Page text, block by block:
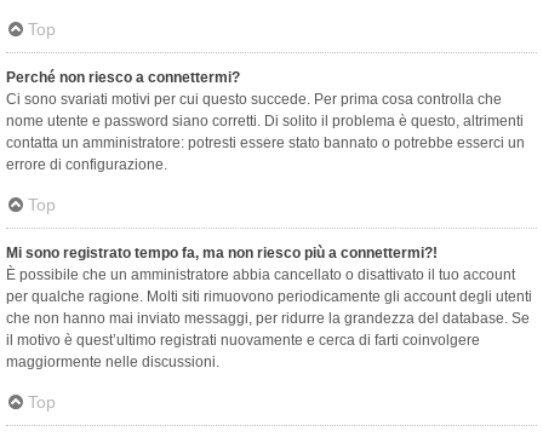
Top
Perché non riesco a connettermi?
Ci sono svariati motivi per cui questo succede. Per prima cosa controlla che
nome utente e password siano corretti. Di solito il problema è questo, altrimenti
contatta un amministratore: potresti essere stato bannato o potrebbe esserci un
errore di configurazione.
Top
Mi sono registrato tempo fa, ma non riesco più a connettermi?!
È possibile che un amministratore abbia cancellato o disattivato il tuo account
per qualche ragione. Molti siti rimuovono periodicamente gli account degli utenti
che non hanno mai inviato messaggi, per ridurre la grandezza del database. Se
il motivo è quest’ultimo registrati nuovamente e cerca di farti coinvolgere
maggiormente nelle discussioni.
Top